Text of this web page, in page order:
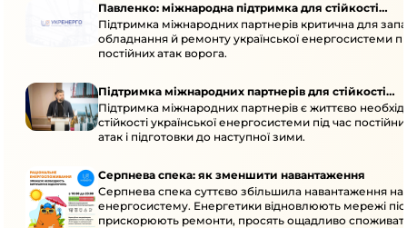
Павленко: міжнародна підтримка для стійкості
енергосистеми
Підтримка міжнародних партнерів критична для
обладнання й ремонту української енергосистеми
постійних атак ворога.
Підтримка міжнародних партнерів для стійкості
енергосистеми
Підтримка міжнародних партнерів є життєво
стійкості української енергосистеми під час
атак і підготовки до наступної зими.
Серпнева спека: як зменшити навантаження
Серпнева спека суттєво збільшила навантаження на
енергосистему. Енергетики відновлюють мережі
прискорюють ремонти, просять ощадливо